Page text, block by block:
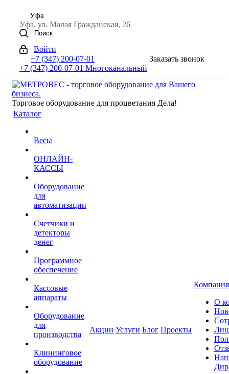
Уфа
Уфа, ул. Малая Гражданская, 26
Поиск
Войти
+7 (347) 200-07-01
+7 (347) 200-07-01 Многоканальный
Заказать звонок
Торговое оборудование для процветания Дела!
Каталог
Весы
ОНЛАЙН-
КАССЫ
Оборудование
для
автоматизации
Счетчики и
детекторы
денег
Программное
обеспечение
Кассовые
аппараты
Оборудование
для
производства
Клининговое
оборудование
Акции Услуги Блог Проекты
Компания
О